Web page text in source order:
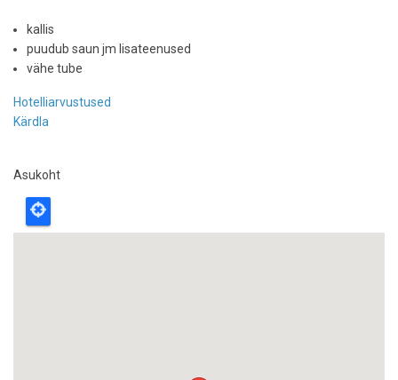
kallis
puudub saun jm lisateenused
vähe tube
Hotelliarvustused
Kärdla
Asukoht